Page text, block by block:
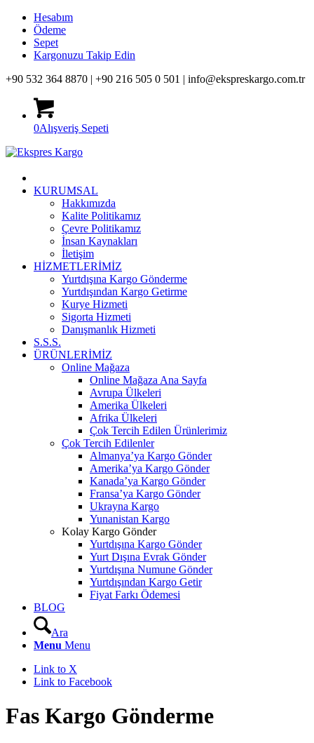
Hesabım
Ödeme
Sepet
Kargonuzu Takip Edin
+90 532 364 8870 | +90 216 505 0 501 | info@ekspreskargo.com.tr
0Alışveriş Sepeti
KURUMSAL
Hakkımızda
Kalite Politikamız
Çevre Politikamız
İnsan Kaynakları
İletişim
HİZMETLERİMİZ
Yurtdışına Kargo Gönderme
Yurtdışından Kargo Getirme
Kurye Hizmeti
Sigorta Hizmeti
Danışmanlık Hizmeti
S.S.S.
ÜRÜNLERİMİZ
Online Mağaza
Online Mağaza Ana Sayfa
Avrupa Ülkeleri
Amerika Ülkeleri
Afrika Ülkeleri
Çok Tercih Edilen Ürünlerimiz
Çok Tercih Edilenler
Almanya’ya Kargo Gönder
Amerika’ya Kargo Gönder
Kanada’ya Kargo Gönder
Fransa’ya Kargo Gönder
Ukrayna Kargo
Yunanistan Kargo
Kolay Kargo Gönder
Yurtdışına Kargo Gönder
Yurt Dışına Evrak Gönder
Yurtdışına Numune Gönder
Yurtdışından Kargo Getir
Fiyat Farkı Ödemesi
BLOG
Ara
Menu Menu
Link to X
Link to Facebook
Fas Kargo Gönderme